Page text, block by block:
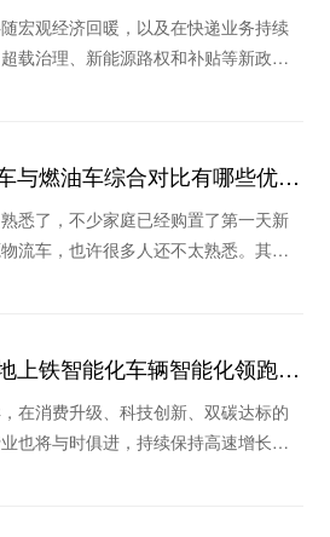
宏观经济回暖，以及在快递业务持续
载治理、新能源路权和补贴等新政策
与燃油车综合对比有哪些优
悉了，不少家庭已经购置了第一天新
流车，也许很多人还不太熟悉。其实
上铁智能化车辆智能化领跑行
在消费升级、科技创新、双碳达标的
也将与时俱进，持续保持高速增长。